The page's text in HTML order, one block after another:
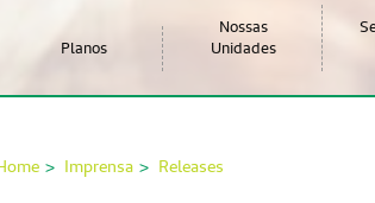
Planos
Nossas
Unidades
Imprensa Releases